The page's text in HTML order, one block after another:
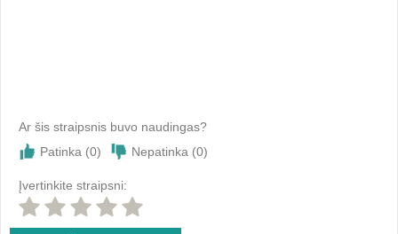
Ar šis straipsnis buvo naudingas?
Patinka (0) Nepatinka (0)
Įvertinkite straipsni: